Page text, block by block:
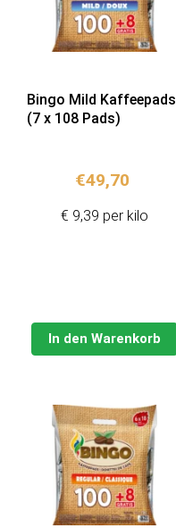
Bingo Mild Kaffeepads
(7 x 108 Pads)
€49,70
In den Warenkorb
€ 9,39 per kilo